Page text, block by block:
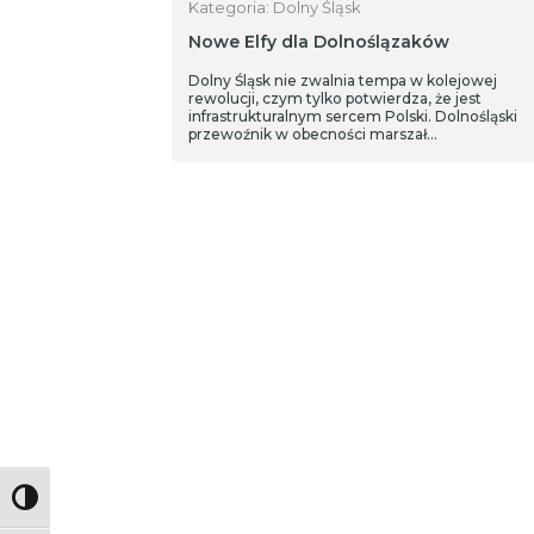
Toggle High Contrast
Kategoria: Dolny Śląsk
Nowe Elfy dla Dolnoślązaków
Dolny Śląsk nie zwalnia tempa w kolejowej
rewolucji, czym tylko potwierdza, że jest
infrastrukturalnym sercem Polski. Dolnośląski
przewoźnik w obecności marszał…